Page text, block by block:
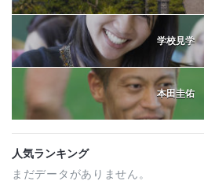
学校見学
本田圭佑
人気ランキング
まだデータがありません。